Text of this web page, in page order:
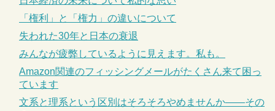
「権利」と「権力」の違いについて
失われた30年と日本の衰退
みんなが疲弊しているように見えます。私も。
Amazon関連のフィッシングメールがたくさん来て困っ
ています
文系と理系という区別はそろそろやめませんか――その